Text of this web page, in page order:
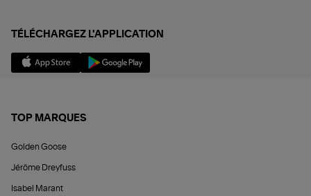
TÉLÉCHARGEZ L'APPLICATION
TOP MARQUES
Golden Goose
Jérôme Dreyfuss
Isabel Marant